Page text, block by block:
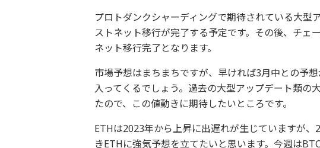
プロトダンクシャーディングで期待されている大
ストネット移行が完了する予定です。その後、チェ
ネット移行完了となります。
市場予想はまちまちですが、早ければ3月中との予
入ってくるでしょう。過去の大型アップデート類の
たので、この値動きに期待したいところです。
ETHは2023年から上昇に出遅れが生じていますが
きETHに強気予想を立てたいと思います。今週は